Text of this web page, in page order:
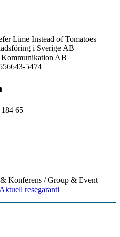
Lime Instead of Tomatoes
i Sverige AB
AB
5474
65
Konferens / Group & Event
resegaranti